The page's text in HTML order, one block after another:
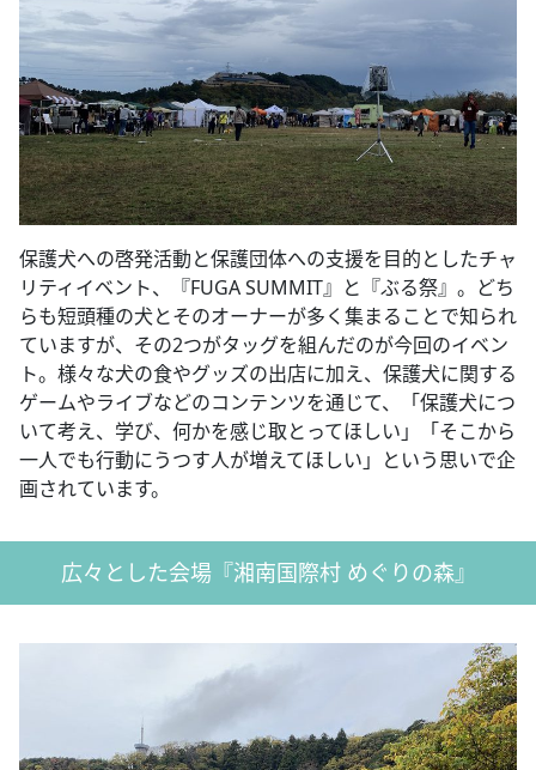
保護犬への啓発活動と保護団体への支援を目的としたチャ
リティイベント、『FUGA SUMMIT』と『ぶる祭』。どち
らも短頭種の犬とそのオーナーが多く集まることで知られ
ていますが、その2つがタッグを組んだのが今回のイベン
ト。様々な犬の食やグッズの出店に加え、保護犬に関する
ゲームやライブなどのコンテンツを通じて、「保護犬につ
いて考え、学び、何かを感じ取とってほしい」「そこから
一人でも行動にうつす人が増えてほしい」という思いで企
画されています。
広々とした会場『湘南国際村 めぐりの森』